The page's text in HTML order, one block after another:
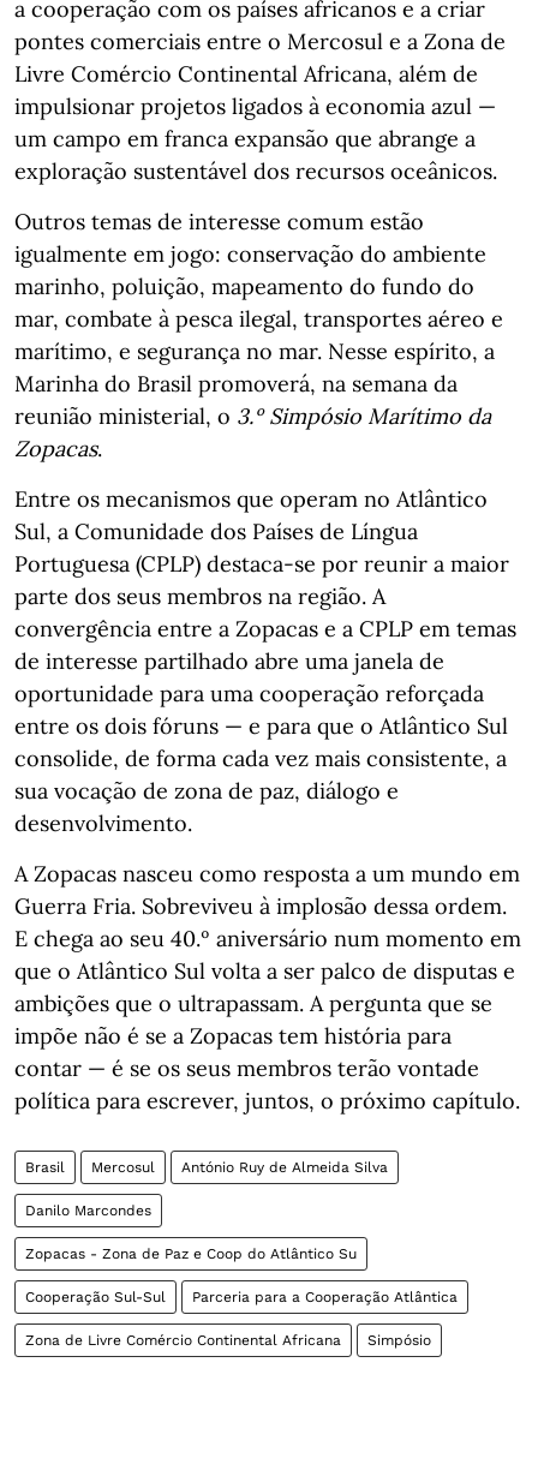
a cooperação com os países africanos e a criar
pontes comerciais entre o Mercosul e a Zona de
Livre Comércio Continental Africana, além de
impulsionar projetos ligados à economia azul —
um campo em franca expansão que abrange a
exploração sustentável dos recursos oceânicos.
Outros temas de interesse comum estão
igualmente em jogo: conservação do ambiente
marinho, poluição, mapeamento do fundo do
mar, combate à pesca ilegal, transportes aéreo e
marítimo, e segurança no mar. Nesse espírito, a
Marinha do Brasil promoverá, na semana da
reunião ministerial, o 3.º Simpósio Marítimo da
Zopacas.
Entre os mecanismos que operam no Atlântico
Sul, a Comunidade dos Países de Língua
Portuguesa (CPLP) destaca-se por reunir a maior
parte dos seus membros na região. A
convergência entre a Zopacas e a CPLP em temas
de interesse partilhado abre uma janela de
oportunidade para uma cooperação reforçada
entre os dois fóruns — e para que o Atlântico Sul
consolide, de forma cada vez mais consistente, a
sua vocação de zona de paz, diálogo e
desenvolvimento.
A Zopacas nasceu como resposta a um mundo em
Guerra Fria. Sobreviveu à implosão dessa ordem.
E chega ao seu 40.º aniversário num momento em
que o Atlântico Sul volta a ser palco de disputas e
ambições que o ultrapassam. A pergunta que se
impõe não é se a Zopacas tem história para
contar — é se os seus membros terão vontade
política para escrever, juntos, o próximo capítulo.
Brasil Mercosul António Ruy de Almeida Silva
Danilo Marcondes
Zopacas - Zona de Paz e Coop do Atlântico Su
Cooperação Sul-Sul Parceria para a Cooperação Atlântica
Zona de Livre Comércio Continental Africana Simpósio